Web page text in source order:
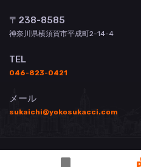
〒238-8585
神奈川県横須賀市平成町2-14-4
TEL
046-823-0421
メール
sukaichi@yokosukacci.com
© 横須賀商工会議所